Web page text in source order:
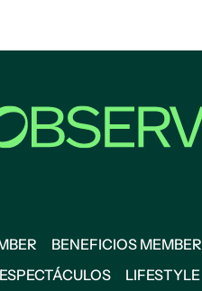
BENEFICIOS MEMBER
LIFESTYLE